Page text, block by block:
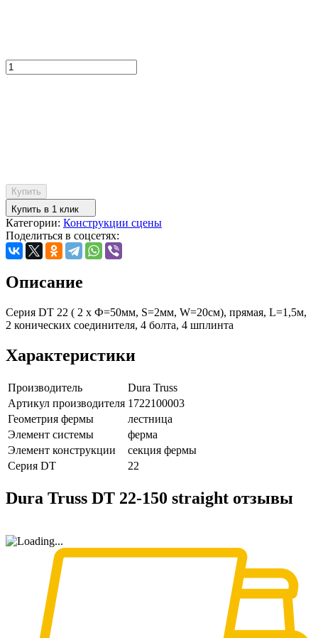
Купить
Купить в 1 клик
Категории: Конструкции сцены
Поделиться в соцсетях:
Описание
Серия DT 22 ( 2 x Ф=50мм, S=2мм, W=20см), прямая, L=1,5м,
2 конических соединителя, 4 болта, 4 шплинта
Характеристики
Производитель
Dura Truss
Артикул производителя 1722100003
Геометрия фермы
лестница
Элемент системы
ферма
Элемент конструкции
секция фермы
Серия DT
22
Dura Truss DT 22-150 straight отзывы